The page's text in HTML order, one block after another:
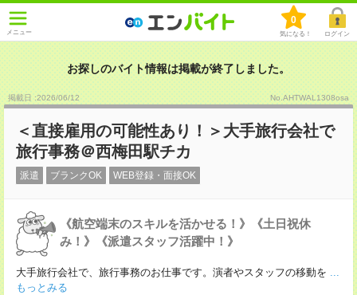
メニュー
0
気になる！ ログイン
お探しのバイト情報は掲載が終了しました。
掲載日 :2026/06/12 No.AHTWAL1308osa
＜直接雇用の可能性あり！＞大手旅行会社で
旅行事務＠西梅田駅チカ
派遣 ブランクOK WEB登録・面接OK
《航空端末のスキルを活かせる！》《土日祝休
み！》《派遣スタッフ活躍中！》
大手旅行会社で、旅行事務のお仕事です。演者やスタッフの移動を ...
もっとみる